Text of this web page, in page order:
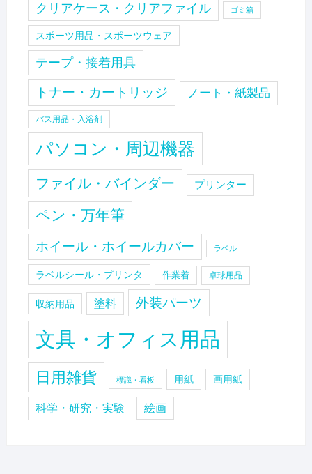
クリアケース・クリアファイル ゴミ箱
スポーツ用品・スポーツウェア
テープ・接着用具
トナー・カートリッジ ノート・紙製品
バス用品・入浴剤
パソコン・周辺機器
ファイル・バインダー プリンター
ペン・万年筆
ホイール・ホイールカバー ラベル
ラベルシール・プリンタ 作業着 卓球用品
収納用品 塗料 外装パーツ
文具・オフィス用品
日用雑貨 標識・看板 用紙 画用紙
科学・研究・実験 絵画